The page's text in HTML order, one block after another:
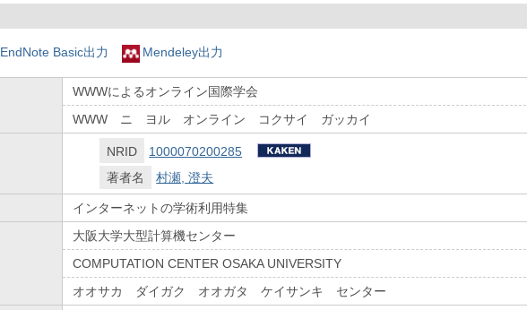
EndNote Basic出力 Mendeley出力
WWWによるオンライン国際学会
WWW ニ ヨル オンライン コクサイ ガッカイ
NRID
1000070200285
著者名
村瀬, 澄夫
インターネットの学術利用特集
大阪大学大型計算機センター
COMPUTATION CENTER OSAKA UNIVERSITY
オオサカ ダイガク オオガタ ケイサンキ センター